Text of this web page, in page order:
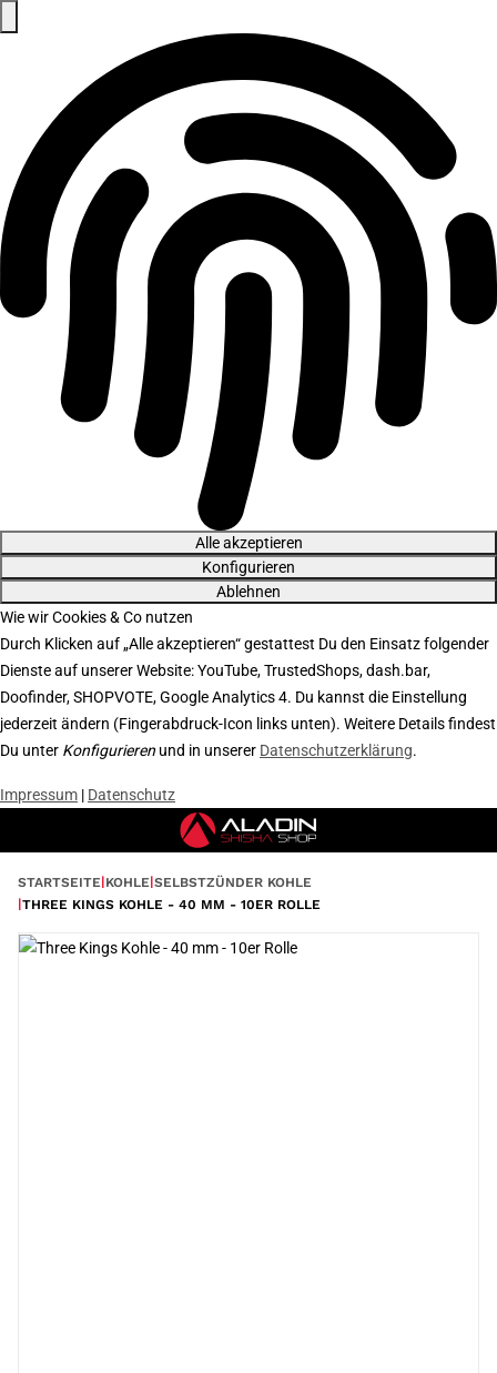
Alle akzeptieren
Konfigurieren
Ablehnen
Wie wir Cookies & Co nutzen
Durch Klicken auf „Alle akzeptieren“ gestattest Du den Einsatz folgender
Dienste auf unserer Website: YouTube, TrustedShops, dash.bar,
Doofinder, SHOPVOTE, Google Analytics 4. Du kannst die Einstellung
jederzeit ändern (Fingerabdruck-Icon links unten). Weitere Details findest
Du unter Konfigurieren und in unserer Datenschutzerklärung.
Impressum | Datenschutz
STARTSEITE KOHLE SELBSTZÜNDER KOHLE
THREE KINGS KOHLE - 40 MM - 10ER ROLLE